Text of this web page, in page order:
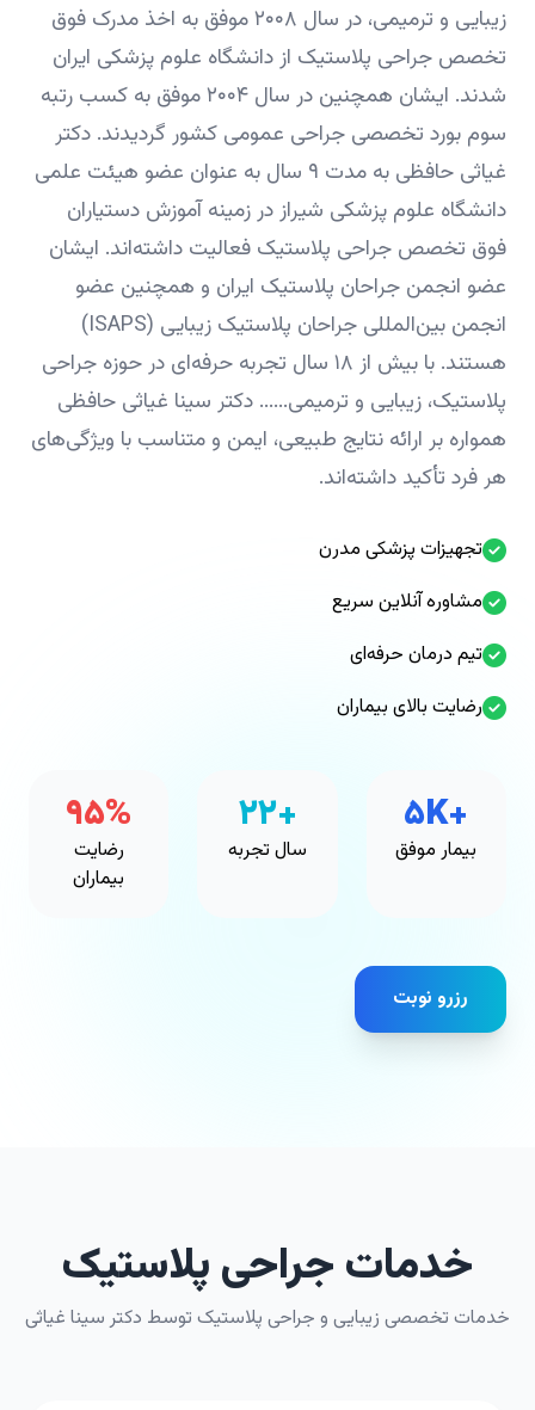
زیبایی و ترمیمی، در سال ۲۰۰۸ موفق به اخذ مدرک فوق
تخصص جراحی پلاستیک از دانشگاه علوم پزشکی ایران
شدند. ایشان همچنین در سال ۲۰۰۴ موفق به کسب رتبه
سوم بورد تخصصی جراحی عمومی کشور گردیدند. دکتر
غیاثی حافظی به مدت ۹ سال به عنوان عضو هیئت علمی
دانشگاه علوم پزشکی شیراز در زمینه آموزش دستیاران
فوق تخصص جراحی پلاستیک فعالیت داشته‌اند. ایشان
عضو انجمن جراحان پلاستیک ایران و همچنین عضو
انجمن بین‌المللی جراحان پلاستیک زیبایی (ISAPS)
هستند. با بیش از ۱۸ سال تجربه حرفه‌ای در حوزه جراحی
پلاستیک، زیبایی و ترمیمی...... دکتر سینا غیاثی حافظی
همواره بر ارائه نتایج طبیعی، ایمن و متناسب با ویژگی‌های
هر فرد تأکید داشته‌اند.
تجهیزات پزشکی مدرن
مشاوره آنلاین سریع
تیم درمان حرفه‌ای
رضایت بالای بیماران
+۵K
بیمار موفق
+۲۲
سال تجربه
۹۵%
رضایت
بیماران
رزرو نوبت
خدمات جراحی پلاستیک
خدمات تخصصی زیبایی و جراحی پلاستیک توسط دکتر سینا غیاثی